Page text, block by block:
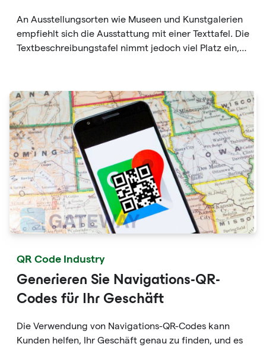
An Ausstellungsorten wie Museen und Kunstgalerien
empfiehlt sich die Ausstattung mit einer Texttafel. Die
Textbeschreibungstafel nimmt jedoch viel Platz ein,
auch Website-Links enthalten. Mit nur einem Klick
erhalten Sie weitere Informationen und "Lesbarkeit
erweitern".
QR Code Industry
Generieren Sie Navigations-QR-
Codes für Ihr Geschäft
Die Verwendung von Navigations-QR-Codes kann
Kunden helfen, Ihr Geschäft genau zu finden, und es